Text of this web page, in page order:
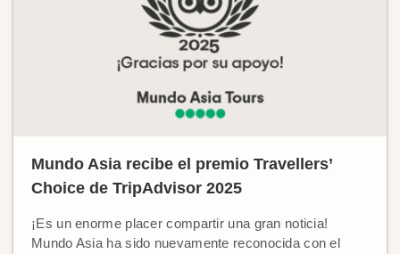
Mundo Asia recibe el premio Travellers’
Choice de TripAdvisor 2025
¡Es un enorme placer compartir una gran noticia!
Mundo Asia ha sido nuevamente reconocida con el